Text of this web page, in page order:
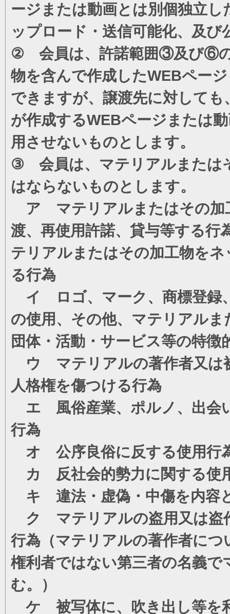
ージまたは動画とは別個独立
ップロード・送信可能化、及
② 会員は、許諾範囲③及び⑥の
物を含んで作成したWEBペー
できますが、譲渡先に対して
が作成するWEBページまたは
用させないものとします。
③ 会員は、マテリアルまたは
はならないものとします。
ア マテリアルまたはその加
渡、再使用許諾、貸与等する行
テリアルまたはその加工物を
る行為
イ ロゴ、マーク、商標登録
の使用、その他、マテリアル
団体・活動・サービス等の特
ウ マテリアルの著作者又は
人格権を傷つける行為
エ 風俗産業、ポルノ、出会
行為
オ 公序良俗に反する使用行
カ 反社会的勢力に関する使
キ 違法・虚偽・中傷を内容
ク マテリアルの盗用又は盗
行為（マテリアルの著作者に
権利者ではない第三者の名義
む。）
ケ 被写体に、吹き出し等を